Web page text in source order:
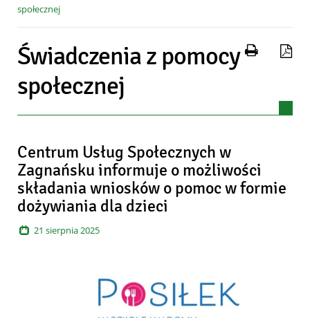
społecznej
Świadczenia z pomocy
społecznej
Artykuły
Centrum Usług Społecznych w
Zagnańsku informuje o możliwości
składania wniosków o pomoc w formie
dożywiania dla dzieci
21 sierpnia2025